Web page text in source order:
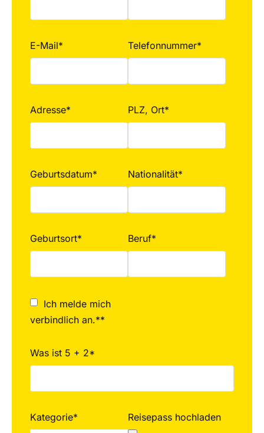
E-Mail* Telefonnummer*
Adresse* PLZ, Ort*
Geburtsdatum* Nationalität*
Geburtsort* Beruf*
Ich melde mich
verbindlich an.**
Was ist 5 + 2*
Kategorie* Reisepass hochladen